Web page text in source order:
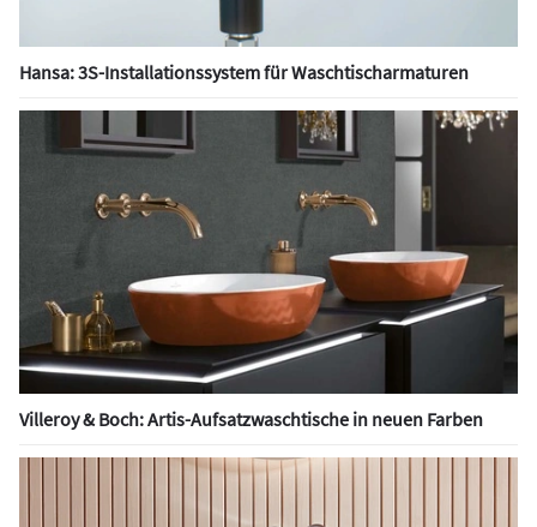
Hansa: 3S-Installationssystem für Waschtischarmaturen
Villeroy & Boch: Artis-Aufsatzwaschtische in neuen Farben